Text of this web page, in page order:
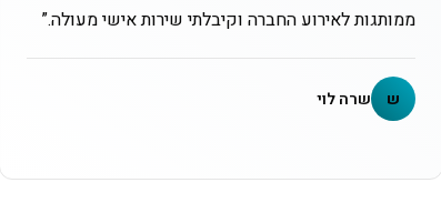
ממותגות לאירוע החברה וקיבלתי שירות אישי מעולה.”
ש שרה לוי